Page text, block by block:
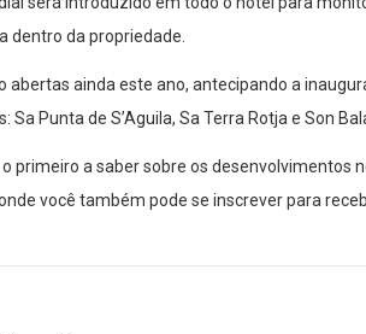
dentro da propriedade.
abertas ainda este ano, antecipando a
Punta de S’Aguila, Sa Terra Rotja e Son
primeiro a saber sobre os desenvolvimentos
você também pode se inscrever para